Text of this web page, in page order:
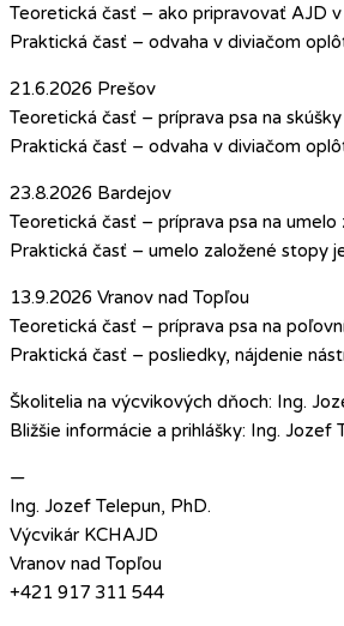
Teoretická časť – ako pripravovať AJD
Praktická časť – odvaha v diviačom
21.6.2026 Prešov
Teoretická časť – príprava psa na
Praktická časť – odvaha v diviačom
23.8.2026 Bardejov
Teoretická časť – príprava psa na
Praktická časť – umelo založené stopy
13.9.2026 Vranov nad Topľou
Teoretická časť – príprava psa na
Praktická časť – posliedky, nájdenie
Školitelia na výcvikových dňoch: Ing.
Bližšie informácie a prihlášky: Ing. Jozef
—
Ing. Jozef Telepun, PhD.
Výcvikár KCHAJD
Vranov nad Topľou
+421 917 311 544